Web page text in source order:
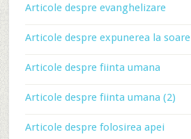
Articole despre evanghelizare
Articole despre expunerea la soare
Articole despre fiinta umana
Articole despre fiinta umana (2)
Articole despre folosirea apei